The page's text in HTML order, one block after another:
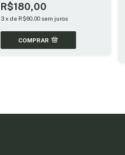
R$180,00
3 x de R$60,00 sem juros
COMPRAR